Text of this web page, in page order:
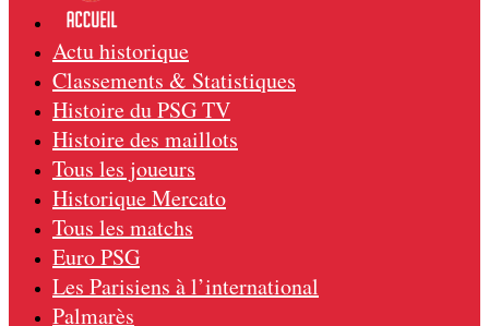
Actu historique
Classements & Statistiques
Histoire du PSG TV
Histoire des maillots
Tous les joueurs
Historique Mercato
Tous les matchs
Euro PSG
Les Parisiens à l’international
Palmarès